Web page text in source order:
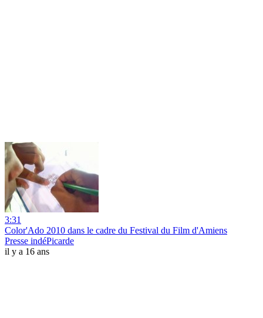
3:31
Color'Ado 2010 dans le cadre du Festival du Film d'Amiens
Presse indéPicarde
il y a 16 ans